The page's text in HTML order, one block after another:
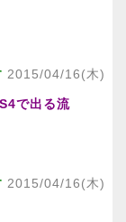
2015/04/16(木)
で出る流
2015/04/16(木)